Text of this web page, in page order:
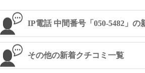
IP電話 中間番号「050-5482」の
その他の新着クチコミ一覧